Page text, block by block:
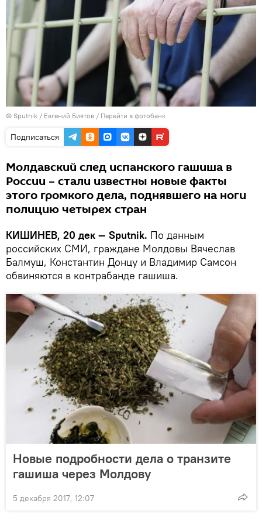
© Sputnik / Евгений Биятов / Перейти в фотобанк
Подписаться
Молдавский след испанского гашиша в
России – стали известны новые факты
этого громкого дела, поднявшего на ноги
полицию четырех стран
КИШИНЕВ, 20 дек — Sputnik. По данным
российских СМИ, граждане Молдовы Вячеслав
Балмуш, Константин Донцу и Владимир Самсон
обвиняются в контрабанде гашиша.
Новые подробности дела о транзите
гашиша через Молдову
5 декабря 2017, 12:07